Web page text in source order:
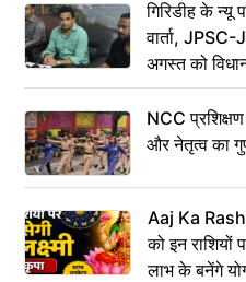
गिरिडीह के न्यू
वार्ता,
अगस्त को
NCC
और नेतृत्व का
Aaj Ka
को इन राशियों
लाभ के बनेंगे